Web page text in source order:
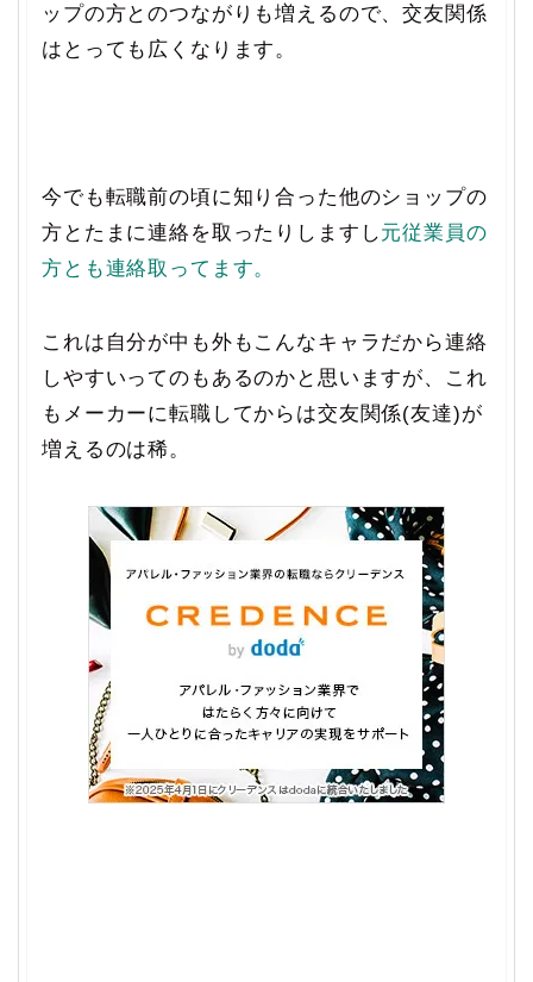
ップの方とのつながりも増えるので、交友関係
はとっても広くなります。
今でも転職前の頃に知り合った他のショップの
方とたまに連絡を取ったりしますし元従業員の
方とも連絡取ってます。
これは自分が中も外もこんなキャラだから連絡
しやすいってのもあるのかと思いますが、これ
もメーカーに転職してからは交友関係(友達)が
増えるのは稀。